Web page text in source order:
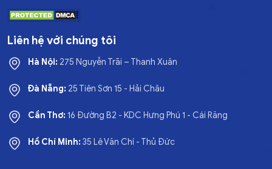
Liên hệ với chúng tôi
Hà Nội: 275 Nguyễn Trãi – Thanh Xuân
Đà Nẵng: 25 Tiên Sơn 15 - Hải Châu
Cần Thơ:16 Đường B2 - KDC Hưng Phú 1 - Cái Răng
Hồ Chí Minh:35 Lê Văn Chí - Thủ Đức